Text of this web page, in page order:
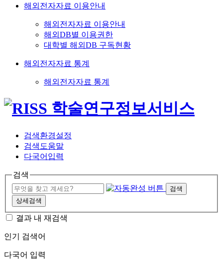
해외전자자료 이용안내
해외전자자료 이용안내
해외DB별 이용권한
대학별 해외DB 구독현황
해외전자자료 통계
해외전자자료 통계
검색환경설정
검색도움말
다국어입력
검색
검색
상세검색
결과 내 재검색
인기 검색어
다국어 입력